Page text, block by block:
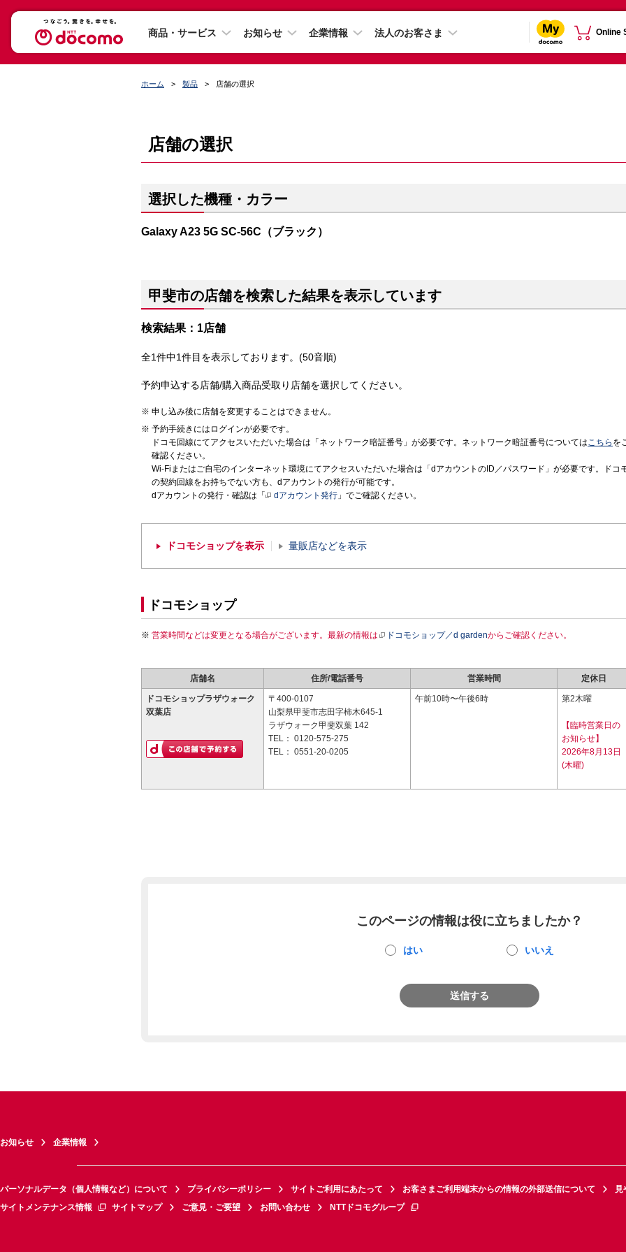
商品・サービス お知らせ 企業情報 法人のお客さま Online
ホーム 製品 店舗の選択
店舗の選択
選択した機種・カラー
Galaxy A23 5G SC-56C（ブラック）
甲斐市の店舗を検索した結果を表示しています
検索結果：1店舗
全1件中1件目を表示しております。(50音順)
予約申込する店舗/購入商品受取り店舗を選択してください。
申し込み後に店舗を変更することはできません。
予約手続きにはログインが必要です。
ドコモ回線にてアクセスいただいた場合は「ネットワーク暗証番号」が必要です。ネットワーク暗証番号についてはこちら を
確認ください。
Wi-Fiまたはご自宅のインターネット環境にてアクセスいただいた場合は「dアカウントのID／パスワード」が必要です。ドコ
の契約回線をお持ちでない方も、dアカウントの発行が可能です。
dアカウントの発行・確認は「
dアカウント発行 」でご確認ください。
ドコモショップを表示 量販店などを表示
ドコモショップ
営業時間などは変更となる場合がございます。最新の情報は ドコモショップ／d gardenからご確認ください。
店舗名 住所/電話番号 営業時間 定休日
ドコモショップラザウォーク
双葉店
〒400-0107
山梨県甲斐市志田字柿木645-1
ラザウォーク甲斐双葉 142
TEL： 0120-575-275
TEL： 0551-20-0205
午前10時〜午後6時 第2木曜
【臨時営業日の
お知らせ】
2026年8月13日
(木曜)
このページの情報は役に立ちましたか？
はい いいえ
送信する
お知らせ 企業情報
パーソナルデータ（個人情報など）について プライバシーポリシー サイトご利用にあたって お客さまご利用端末からの情報の外部送信について
見
サイトメンテナンス情報
サイトマップ ご意見・ご要望 お問い合わせ NTTドコモグループ